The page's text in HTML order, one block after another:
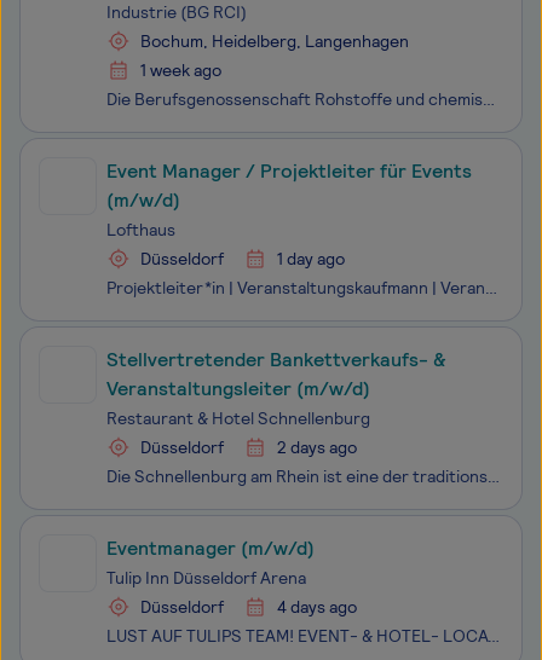
Industrie (BG RCI)
Bochum, Heidelberg, Langenhagen
1 week ago
Die Berufsgenossenschaft Rohstoffe und chemische Industrie (BG RCI) ist ein Teil der deutschen Sozialversicherung. Wir sind ein gesetzlicher Unfallversicherungsträger und zuständig für bundesweit rd. 37.000 Mitgliedsunternehmen, bei denen ca. 1,6 Millionen Menschen arbeiten. Wir beraten und betreuen
Event Manager / Projektleiter für Events
(m/w/d)
Lofthaus
Düsseldorf
1 day ago
Projektleiter*in | Veranstaltungskaufmann | Veranstaltungskauffrau (m/w/d) Lofthaus Düsseldorf Das LOFTHAUS ist mehr als nur ein Ort; es ist ein Raum für das Besondere - drei Locations unter einem Dach . Hier warten kribbelnde Konzepte darauf, entdeckt zu werden. Ob Veranstaltungen, Ausstellungen od
Stellvertretender Bankettverkaufs- &
Veranstaltungsleiter (m/w/d)
Restaurant & Hotel Schnellenburg
Düsseldorf
2 days ago
Die Schnellenburg am Rhein ist eine der traditionsreichsten Gastronomien in Düsseldorf. Wir bieten eine moderne Gastronomie in einem historischen Gebäude. Die direkte Uferlage mit herrlichem Blick auf den Strom zieht seit Jahrzehnten viele Gäste aus nah und fern an. Die leistungsfähige Gastronomie b
Eventmanager (m/w/d)
Tulip Inn Düsseldorf Arena
Düsseldorf
4 days ago
LUST AUF TULIPS TEAM! EVENT- & HOTEL- LOCATION IM STADION Wir sind durch unseren einzigartigen Charakter als Event & Fair Hotel, das direkt in die Merkur Spiel Arena Düsseldorf integriert ist, der tägliche Treffpunkt vieler interessanter Menschen aus aller Welt. Besucher der Messe Düsseldor